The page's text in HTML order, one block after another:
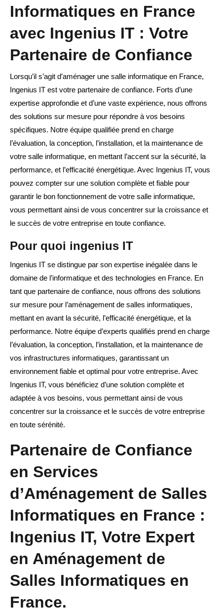
Informatiques en France
avec Ingenius IT : Votre
Partenaire de Confiance
Lorsqu’il s’agit d’aménager une salle informatique en France,
Ingenius IT est votre partenaire de confiance. Forts d’une
expertise approfondie et d’une vaste expérience, nous offrons
des solutions sur mesure pour répondre à vos besoins
spécifiques. Notre équipe qualifiée prend en charge
l’évaluation, la conception, l’installation, et la maintenance de
votre salle informatique, en mettant l’accent sur la sécurité, la
performance, et l’efficacité énergétique. Avec Ingenius IT, vous
pouvez compter sur une solution complète et fiable pour
garantir le bon fonctionnement de votre salle informatique,
vous permettant ainsi de vous concentrer sur la croissance et
le succès de votre entreprise en toute confiance.
Pour quoi ingenius IT
Ingenius IT se distingue par son expertise inégalée dans le
domaine de l’informatique et des technologies en France. En
tant que partenaire de confiance, nous offrons des solutions
sur mesure pour l’aménagement de salles informatiques,
mettant en avant la sécurité, l’efficacité énergétique, et la
performance. Notre équipe d’experts qualifiés prend en charge
l’évaluation, la conception, l’installation, et la maintenance de
vos infrastructures informatiques, garantissant un
environnement fiable et optimal pour votre entreprise. Avec
Ingenius IT, vous bénéficiez d’une solution complète et
adaptée à vos besoins, vous permettant ainsi de vous
concentrer sur la croissance et le succès de votre entreprise
en toute sérénité.
Partenaire de Confiance
en Services
d’Aménagement de Salles
Informatiques en France :
Ingenius IT, Votre Expert
en Aménagement de
Salles Informatiques en
France.